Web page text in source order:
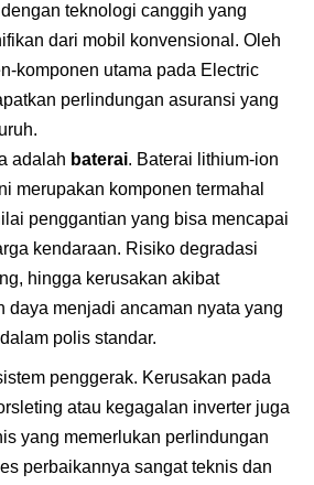
teknologi canggih yang
dari mobil konvensional. Oleh
komponen utama pada Electric
perlindungan asuransi yang
adalah baterai. Baterai lithium-ion
merupakan komponen termahal
penggantian yang bisa mencapai
kendaraan. Risiko degradasi
hingga kerusakan akibat
daya menjadi ancaman nyata yang
polis standar.
penggerak. Kerusakan pada
atau kegagalan inverter juga
yang memerlukan perlindungan
perbaikannya sangat teknis dan